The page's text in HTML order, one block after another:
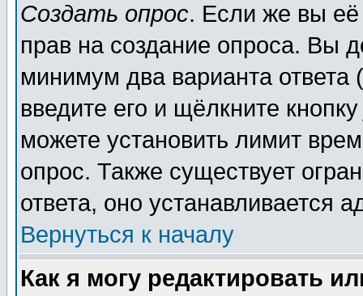
Создать опрос. Если же вы её
прав на создание опроса. Вы
минимум два варианта ответа
введите его и щёлкните
можете установить лимит
опрос. Также существует
ответа, оно устанавливается
Вернуться к началу
Как я могу редактировать